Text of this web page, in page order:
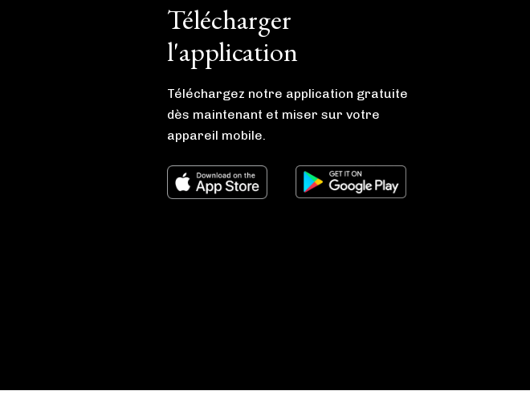
Télécharger
l'application
Téléchargez notre application gratuite
dès maintenant et miser sur votre
appareil mobile.